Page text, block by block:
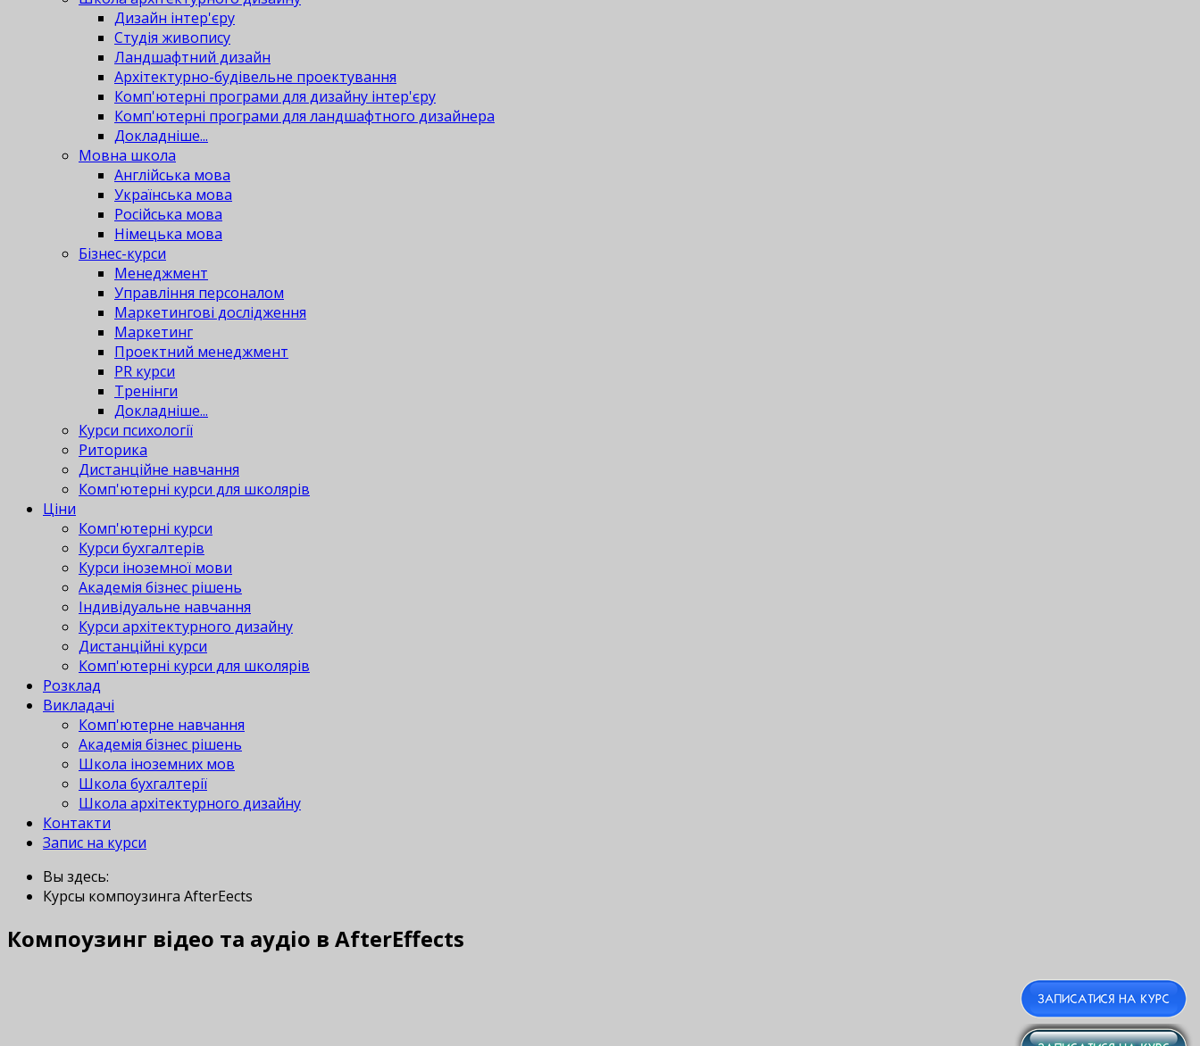
Дизайн інтер'єру
Студія живопису
Ландшафтний дизайн
Архітектурно-будівельне проектування
Комп'ютерні програми для дизайну інтер'єру
Комп'ютерні програми для ландшафтного дизайнера
Докладніше...
Мовна школа
Англійська мова
Українська мова
Російська мова
Німецька мова
Бізнес-курси
Менеджмент
Управління персоналом
Маркетингові дослідження
Маркетинг
Проектний менеджмент
PR курси
Тренінги
Докладніше...
Курси психології
Риторика
Дистанційне навчання
Комп'ютерні курси для школярів
Ціни
Комп'ютерні курси
Курси бухгалтерів
Курси іноземної мови
Академія бізнес рішень
Індивідуальне навчання
Курси архітектурного дизайну
Дистанційні курси
Комп'ютерні курси для школярів
Розклад
Викладачі
Комп'ютерне навчання
Академія бізнес рішень
Школа іноземних мов
Школа бухгалтерії
Школа архітектурного дизайну
Контакти
Запис на курси
Вы здесь:
Курсы компоузинга AfterEffects
Компоузинг відео та аудіо в AfterEffects